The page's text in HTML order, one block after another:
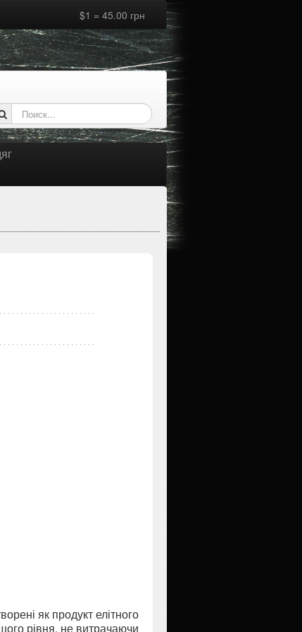
$1 = 45.00 грн
як продукт елітного
рівня, не витрачаючи